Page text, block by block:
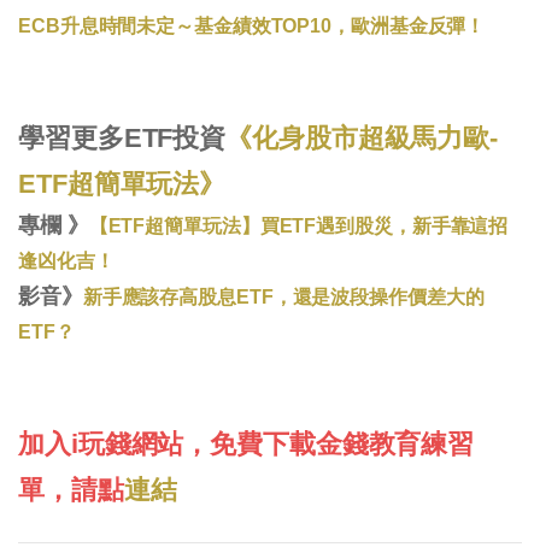
ECB升息時間未定～基金績效TOP10，歐洲基金反彈！
學習更多ETF投資 《化身股市超級馬力歐-
ETF超簡單玩法》
專欄 》 【ETF超簡單玩法】買ETF遇到股災，新手靠這招
逢凶化吉！
影音》 新手應該存高股息ETF，還是波段操作價差大的
ETF？
加入i玩錢網站，免費下載金錢教育練習
單，請點連結